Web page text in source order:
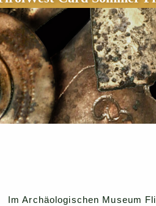
Im Archäologischen Museum